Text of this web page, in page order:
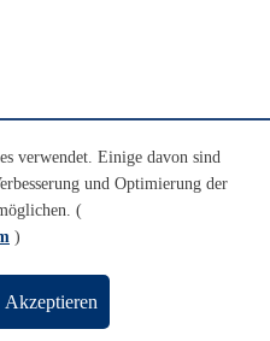
verwendet. Einige davon sind
und Optimierung der
(
)
Akzeptieren